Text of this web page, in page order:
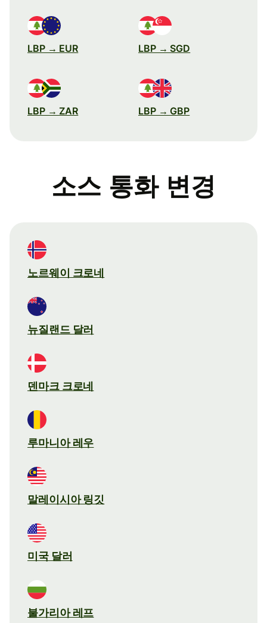
LBP → EUR LBP → SGD
LBP → ZAR LBP → GBP
소스 통화 변경
노르웨이 크로네
뉴질랜드 달러
덴마크 크로네
루마니아 레우
말레이시아 링깃
미국 달러
불가리아 레프